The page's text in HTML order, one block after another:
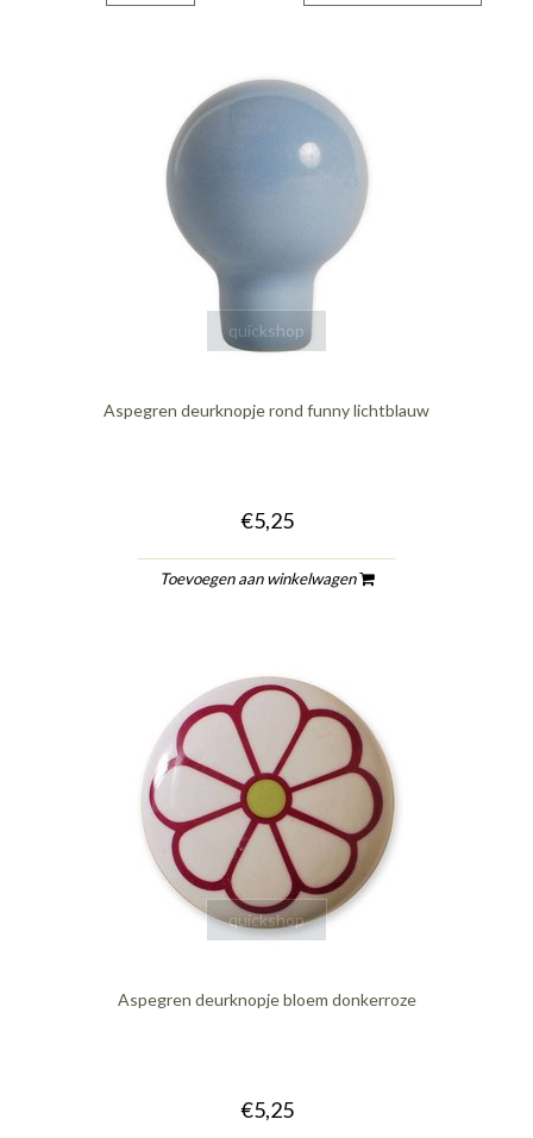
quickshop
Aspegren deurknopje rond funny lichtblauw
€5,25
Toevoegen aan winkelwagen
quickshop
Aspegren deurknopje bloem donkerroze
€5,25